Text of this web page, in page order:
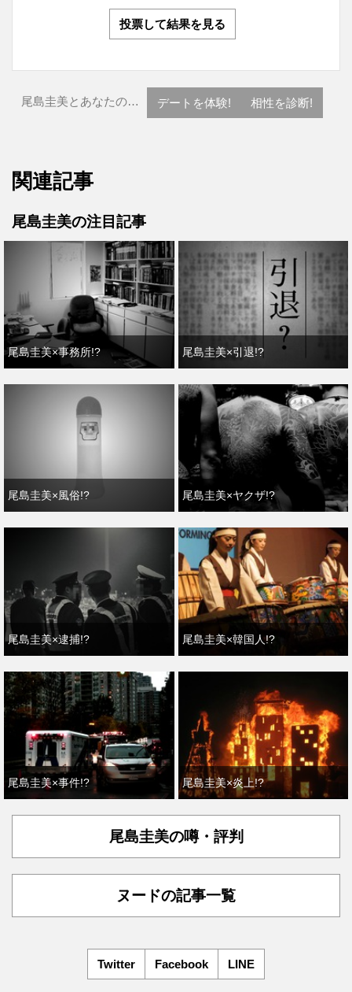
投票して結果を見る
尾島圭美とあなたの… デートを体験! 相性を診断!
関連記事
尾島圭美の注目記事
尾島圭美×事務所!? 尾島圭美×引退!?
尾島圭美×風俗!? 尾島圭美×ヤクザ!?
尾島圭美×逮捕!? 尾島圭美×韓国人!?
尾島圭美×事件!? 尾島圭美×炎上!?
尾島圭美の噂・評判
ヌードの記事一覧
Twitter Facebook LINE